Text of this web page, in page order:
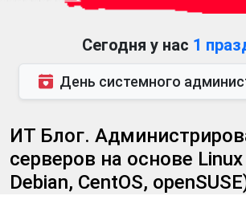
Сегодня у нас 1
День системного администратора
ИТ Блог.
серверов на основе
Debian, CentOS,